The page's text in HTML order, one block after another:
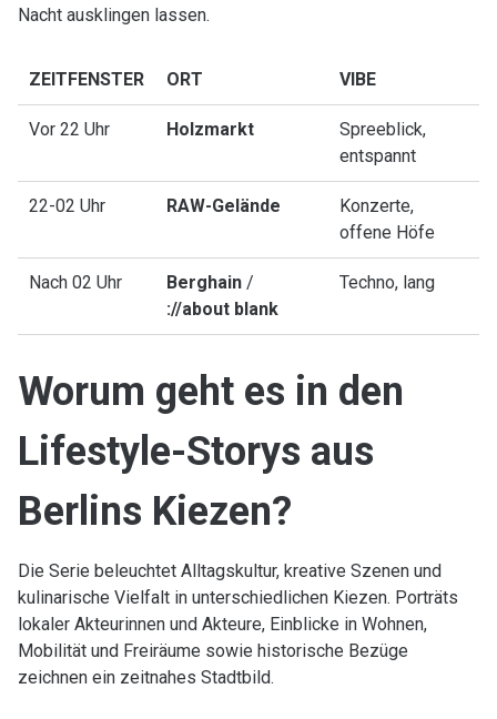
Nacht ausklingen lassen.
ZEITFENSTER ORT VIBE
Vor 22 Uhr Holzmarkt
Spreeblick,
entspannt
22-02 Uhr RAW-Gelände
Konzerte,
offene Höfe
Nach 02 Uhr Berghain/
://about blank
Techno, lang
Worum geht es in den
Lifestyle-Storys aus
Berlins Kiezen?
Die Serie beleuchtet Alltagskultur, kreative Szenen und
kulinarische Vielfalt in unterschiedlichen Kiezen. Porträts
lokaler Akteurinnen und Akteure, Einblicke in Wohnen,
Mobilität und Freiräume sowie historische Bezüge
zeichnen ein zeitnahes Stadtbild.